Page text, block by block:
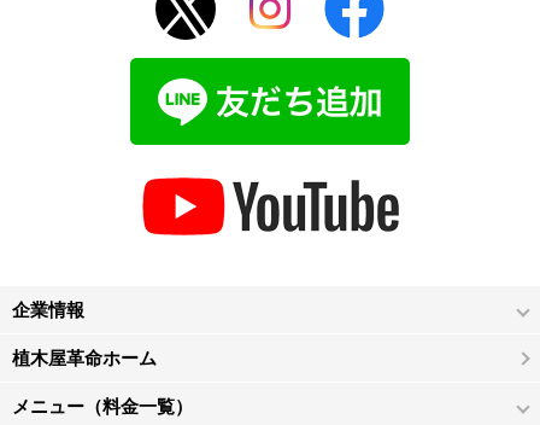
企業情報
植木屋革命ホーム
メニュー（料金一覧）